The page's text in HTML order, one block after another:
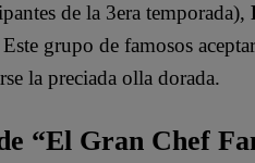
de la 3era temporada),
grupo de famosos
la preciada olla dorada.
“El Gran Chef